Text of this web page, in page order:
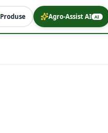
Produse Agro-Assist AI AI